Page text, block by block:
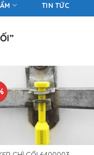
TIN TỨC